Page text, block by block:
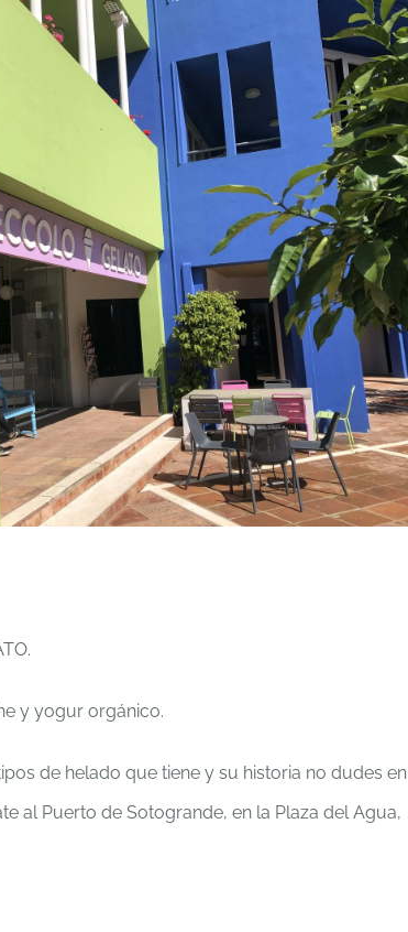
y yogur orgánico.
de helado que tiene y su historia no dudes en
al Puerto de Sotogrande, en la Plaza del Agua,